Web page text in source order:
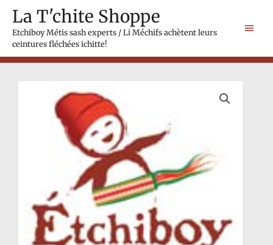
content
La T'chite Shoppe
Etchiboy Métis sash experts / Li Méchifs achètent leurs
ceintures fléchées ichitte!